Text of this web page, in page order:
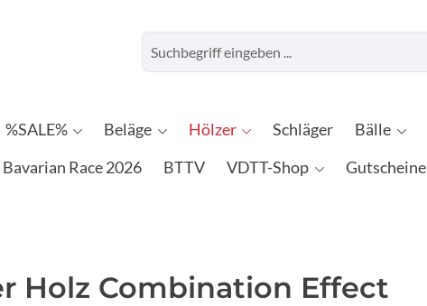
%SALE% Beläge Hölzer Schläger Bälle
Bavarian Race 2026 BTTV VDTT-Shop Gutscheine
Holz Combination Effect